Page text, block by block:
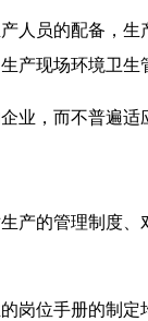
人员的配备，
产现场环境卫
业，而不普遍适
产的管理制度
岗位手册的制定